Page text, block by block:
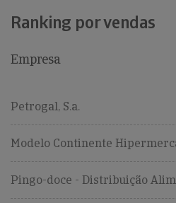
Ranking por vendas
Empresa
Petrogal, S.a.
Modelo Continente
Pingo-doce - Distribuição